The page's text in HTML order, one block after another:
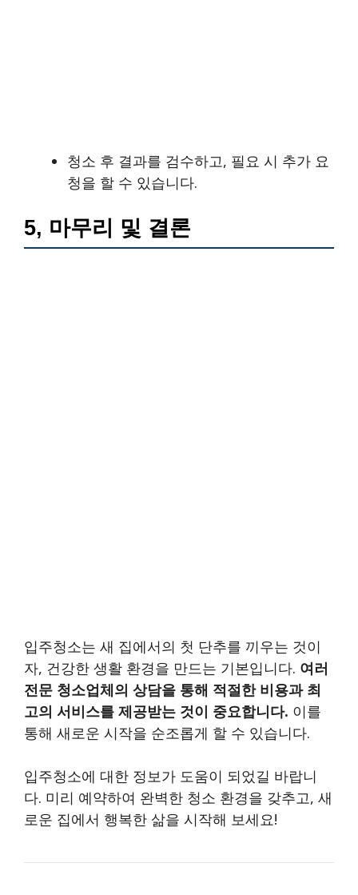
청소 후 결과를 검수하고, 필요 시 추가 요
청을 할 수 있습니다.
5, 마무리 및 결론
입주청소는 새 집에서의 첫 단추를 끼우는 것이
자, 건강한 생활 환경을 만드는 기본입니다. 여러
전문 청소업체의 상담을 통해 적절한 비용과 최
고의 서비스를 제공받는 것이 중요합니다. 이를
통해 새로운 시작을 순조롭게 할 수 있습니다.
입주청소에 대한 정보가 도움이 되었길 바랍니
다. 미리 예약하여 완벽한 청소 환경을 갖추고, 새
로운 집에서 행복한 삶을 시작해 보세요!